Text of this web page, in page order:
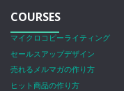
COURSES
マイクロコピーライティング
セールスアップデザイン
売れるメルマガの作り方
ヒット商品の作り方